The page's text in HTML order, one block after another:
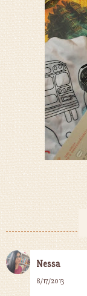
Nessa
8/17/2013